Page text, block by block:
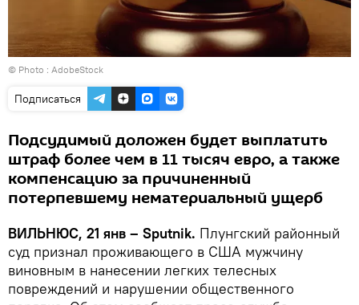
© Photo : AdobeStock
Подписаться
Подсудимый доложен будет выплатить
штраф более чем в 11 тысяч евро, а также
компенсацию за причиненный
потерпевшему нематериальный ущерб
ВИЛЬНЮС, 21 янв – Sputnik. Плунгский районный
суд признал проживающего в США мужчину
виновным в нанесении легких телесных
повреждений и нарушении общественного